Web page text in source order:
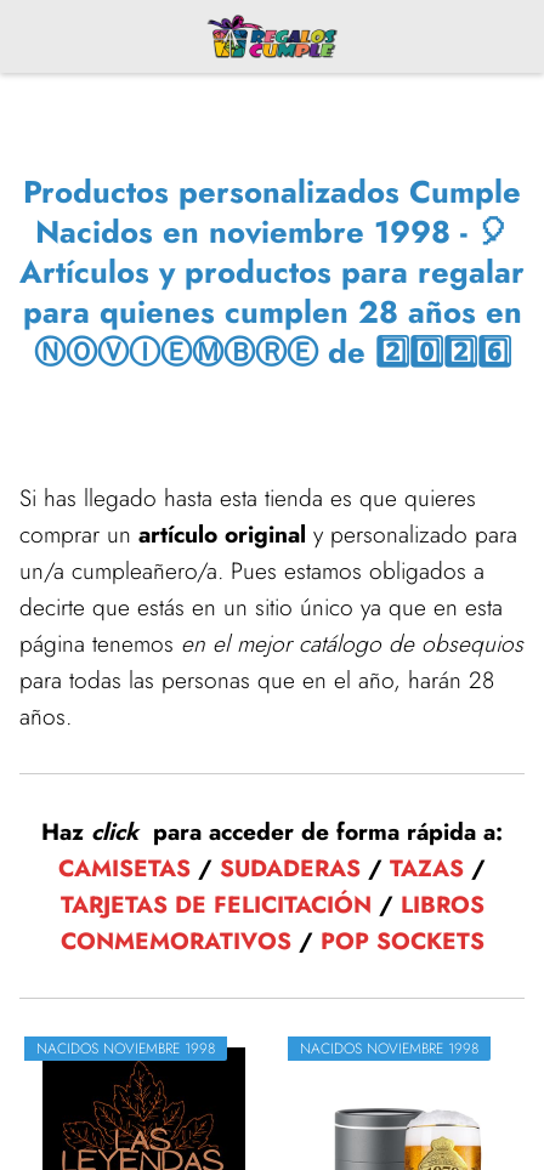
Productos personalizados Cumple
Nacidos en noviembre 1998 - 🎈
Artículos y productos para regalar
para quienes cumplen 28 años en
ⓃⓄⓋⒾⒺⓂⒷⓇⒺ de 2️⃣0️⃣2️⃣6️⃣
Si has llegado hasta esta tienda es que quieres
comprar un artículo original y personalizado para
un/a cumpleañero/a. Pues estamos obligados a
decirte que estás en un sitio único ya que en esta
página tenemos en el mejor catálogo de obsequios
para todas las personas que en el año, harán 28
años.
Haz click para acceder de forma rápida a:
CAMISETAS / SUDADERAS / TAZAS /
TARJETAS DE FELICITACIÓN / LIBROS
CONMEMORATIVOS/ POP SOCKETS
NACIDOS NOVIEMBRE 1998 NACIDOS NOVIEMBRE 1998